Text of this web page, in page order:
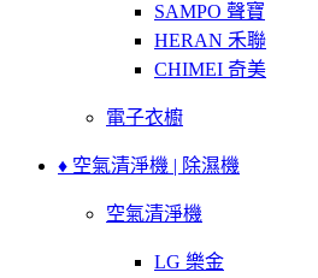
SAMPO 聲寶
HERAN 禾聯
CHIMEI 奇美
電子衣櫥
♦ 空氣清淨機 | 除濕機
空氣清淨機
LG 樂金